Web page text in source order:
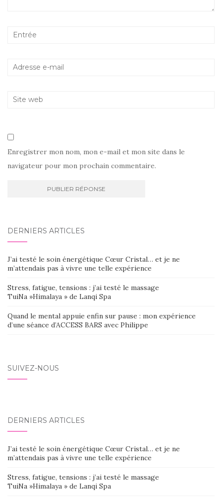
Enregistrer mon nom, mon e-mail et mon site dans le
navigateur pour mon prochain commentaire.
DERNIERS ARTICLES
J’ai testé le soin énergétique Cœur Cristal… et je ne
m’attendais pas à vivre une telle expérience
Stress, fatigue, tensions : j’ai testé le massage
TuiNa »Himalaya » de Lanqi Spa
Quand le mental appuie enfin sur pause : mon expérience
d’une séance d’ACCESS BARS avec Philippe
SUIVEZ-NOUS
DERNIERS ARTICLES
J’ai testé le soin énergétique Cœur Cristal… et je ne
m’attendais pas à vivre une telle expérience
Stress, fatigue, tensions : j’ai testé le massage
TuiNa »Himalaya » de Lanqi Spa